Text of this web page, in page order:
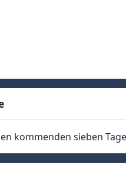
kommenden sieben